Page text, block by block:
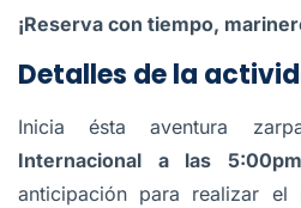
¡Reserva con tiempo,
Detalles de la
Inicia ésta aventura
Internacional a las 5:00pm
anticipación para realizar el